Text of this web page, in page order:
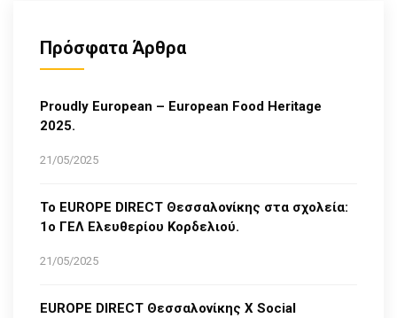
Πρόσφατα Άρθρα
Proudly European – European Food Heritage
2025.
21/05/2025
Το EUROPE DIRECT Θεσσαλονίκης στα σχολεία:
1ο ΓΕΛ Ελευθερίου Κορδελιού.
21/05/2025
EUROPE DIRECT Θεσσαλονίκης Χ Social